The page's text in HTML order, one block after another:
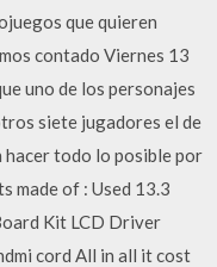
que quieren
contado Viernes 13
uno de los personajes
siete jugadores el de
hacer todo lo posible por
made of : Used 13.3
Kit LCD Driver
cord All in all it cost